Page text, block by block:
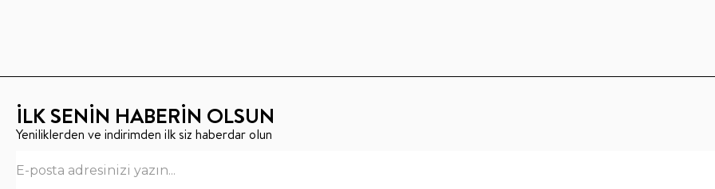
İLK SENİN HABERİN OLSUN
Yeniliklerden ve indirimden ilk siz haberdar olun